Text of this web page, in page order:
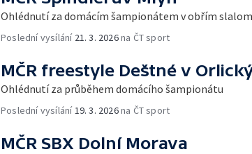
Ohlédnutí za domácím šampionátem v obřím
Poslední vysílání 21. 3. 2026na ČT sport
MČR freestyle Deštné v
Ohlédnutí za průběhem domácího šampionátu
Poslední vysílání19. 3. 2026na ČT sport
MČR SBX Dolní Morava